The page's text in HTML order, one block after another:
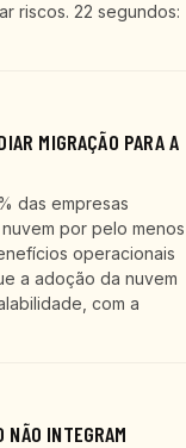
riscos. 22 segundos:
MIGRAÇÃO PARA A
das empresas
por pelo menos
operacionais
a adoção da nuvem
com a
INTEGRAM